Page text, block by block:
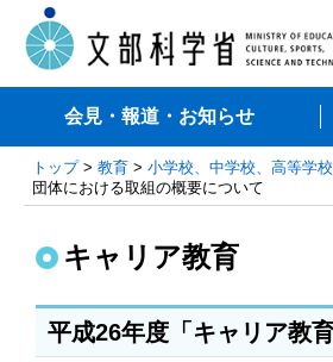
会見・報道・お知らせ
トップ> 教育 > 小学校、中学校、高等学校
団体における取組の概要について
キャリア教育
平成26年度「キャリア教